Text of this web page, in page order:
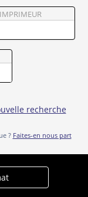
IMPRIMEUR
recherche
? Faites-en nous part